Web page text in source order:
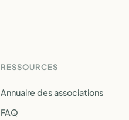
RESSOURCES
Annuaire des associations
FAQ